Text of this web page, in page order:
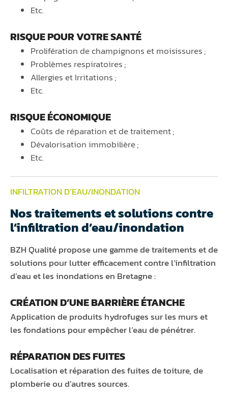
Etc.
RISQUE POUR VOTRE SANTÉ
Prolifération de champignons et moisissures ;
Problèmes respiratoires ;
Allergies et Irritations ;
Etc.
RISQUE ÉCONOMIQUE
Coûts de réparation et de traitement ;
Dévalorisation immobilière ;
Etc.
INFILTRATION D’EAU/INONDATION
Nos traitements et solutions contre
l’infiltration d’eau/inondation
BZH Qualité propose une gamme de traitements et de
solutions pour lutter efficacement contre l’infiltration
d’eau et les inondations en Bretagne :
CRÉATION D’UNE BARRIÈRE ÉTANCHE
Application de produits hydrofuges sur les murs et
les fondations pour empêcher l’eau de pénétrer.
RÉPARATION DES FUITES
Localisation et réparation des fuites de toiture, de
plomberie ou d’autres sources.